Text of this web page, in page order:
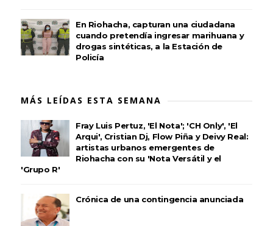
En Riohacha, capturan una ciudadana
cuando pretendía ingresar marihuana y
drogas sintéticas, a la Estación de
Policía
MÁS LEÍDAS ESTA SEMANA
Fray Luis Pertuz, 'El Nota'; 'CH Only', 'El
Arqui', Cristian Dj, Flow Piña y Deivy Real:
artistas urbanos emergentes de
Riohacha con su 'Nota Versátil y el
'Grupo R'
Crónica de una contingencia anunciada